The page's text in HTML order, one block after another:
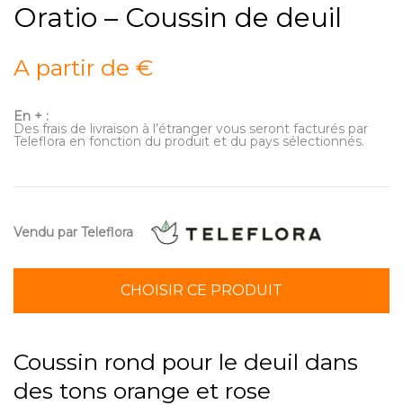
Oratio – Coussin de deuil
A partir de €
En + :
Des frais de livraison à l’étranger vous seront facturés par
Teleflora en fonction du produit et du pays sélectionnés.
Vendu par Teleflora
CHOISIR CE PRODUIT
Coussin rond pour le deuil dans
des tons orange et rose